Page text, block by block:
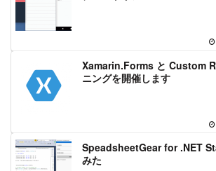
Xamarin.Forms と Custom
ニングを開催します
SpeadsheetGear for .NET
みた